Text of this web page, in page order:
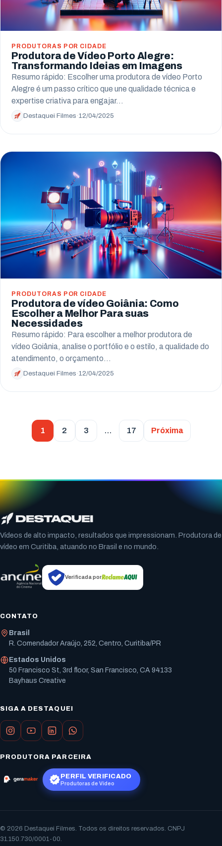
PRODUTORAS POR CIDADE
Produtora de Vídeo Porto Alegre:
Transformando Ideias em Imagens
Resumo rápido: Escolher uma produtora de vídeo Porto
Alegre é um passo crítico que une qualidade técnica e
expertise criativa para engajar…
Destaquei Filmes ·12/04/2025
PRODUTORAS POR CIDADE
Produtora de vídeo Goiânia: Como
Escolher a Melhor Para suas
Necessidades
Resumo rápido: Para escolher a melhor produtora de
vídeo Goiânia, analise o portfólio e o estilo, a qualidade do
atendimento, o orçamento…
Destaquei Filmes ·12/04/2025
1 2 3 … 17 Próxima
Vídeos de alto impacto, resultados que impressionam. Produtora de
vídeo em Curitiba, atuando no Brasil e no mundo.
Verificada por
CONTATO
Brasil
R. Comendador Araújo, 252, Centro, Curitiba/PR
Estados Unidos
50 Francisco St, 3rd floor, San Francisco, CA 94133
Bayhaus Creative
SIGA A DESTAQUEI
PRODUTORA PARCEIRA
PERFIL VERIFICADO
Produtoras de Vídeo
© 2026 Destaquei Filmes. Todos os direitos reservados. CNPJ
31.150.730/0001-00.